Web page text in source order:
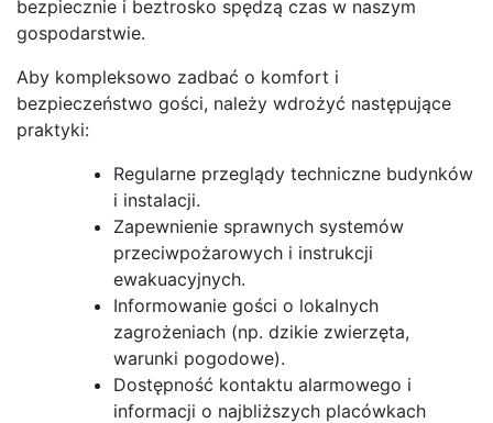
bezpiecznie i beztrosko spędzą czas w naszym
gospodarstwie.
Aby kompleksowo zadbać o komfort i
bezpieczeństwo gości, należy wdrożyć następujące
praktyki:
Regularne przeglądy techniczne budynków
i instalacji.
Zapewnienie sprawnych systemów
przeciwpożarowych i instrukcji
ewakuacyjnych.
Informowanie gości o lokalnych
zagrożeniach (np. dzikie zwierzęta,
warunki pogodowe).
Dostępność kontaktu alarmowego i
informacji o najbliższych placówkach